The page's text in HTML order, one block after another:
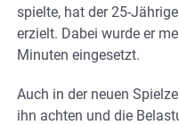
spielte, hat der 25-
erzielt. Dabei wurde er
Minuten eingesetzt.
Auch in der neuen
ihn achten und die